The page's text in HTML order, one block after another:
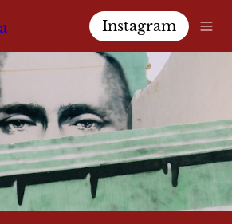
Instagram